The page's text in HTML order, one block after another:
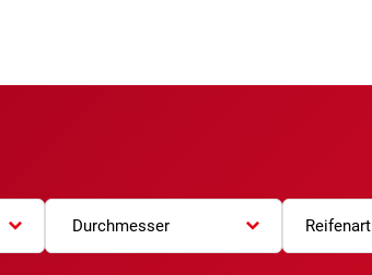
Durchmesser Reifenart